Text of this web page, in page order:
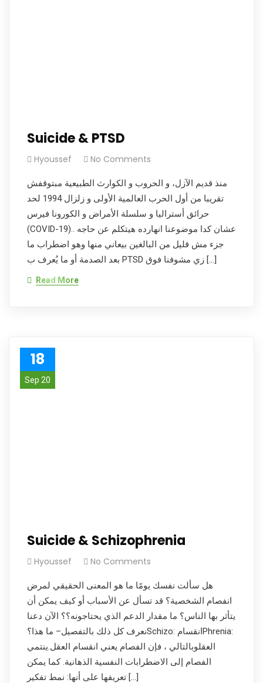
Suicide & PTSD
Hyoussef No Comments
منذ قديم الآزل، و الحروب و الكوارث الطبيعية مبتوقفش
تقريبا من أول الحرب العالمية الأولى و زلزال 1994 لحد
حرائق أستراليا و سلسلة الأمراض و الكورونا فيرس
(COVID-19).. عشان كدا موضوعنا انهارده هيتكلم عن حاجه
جزء مش قليل من البالغين بيعاني منها وهو اضطراب ما
بعد الصدمة أو ما يُعرف ب PTSD زي مشوفنا فوق […]
Read More
18
Sep 20
Suicide & Schizophrenia
Hyoussef No Comments
هل سألت نفسك يومًا ما هو المعنى الحقيقي لمرض
انفصام الشخصية؟ قد تسأل عن الأسباب أو كيف يمكن أن
يتأثر بها الناس؟ ما مقدار الدعم الذي يحتاجونه؟؟ الآن دعنا
نعرف كل ذلك بالتفصيل– ما هذا؟Schizo: انقسامPhrenia:
العقلوبالتالي ، فإن الفصام يعني انقسام العقل.ينتمي
الفصام إلى الاضطرابات النفسية الذهانية. كما يمكن
تعريفها على أنها: نمط تفكير […]